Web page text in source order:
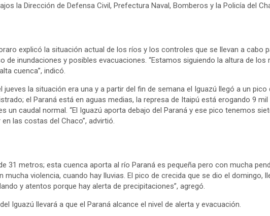
la Dirección de Defensa Civil, Prefectura Naval, Bomberos y la Policía del
explicó la situación actual de los ríos y los controles que se llevan a cabo
de inundaciones y posibles evacuaciones. “Estamos siguiendo la altura de los
cuenca”, indicó.
la situación era una y a partir del fin de semana el Iguazú llegó a un pico
el Paraná está en aguas medias, la represa de Itaipú está erogando 9 mil
un caudal normal. “El Iguazú aporta debajo del Paraná y ese pico tenemos
las costas del Chaco”, advirtió.
31 metros; esta cuenca aporta al río Paraná es pequeña pero con mucha
violencia, cuando hay lluvias. El pico de crecida que se dio el domingo,
y atentos porque hay alerta de precipitaciones”, agregó.
Iguazú llevará a que el Paraná alcance el nivel de alerta y evacuación.